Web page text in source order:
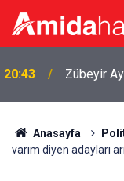
20:43 Zübeyir
20:06
Anasayfa
varım diyen adayları